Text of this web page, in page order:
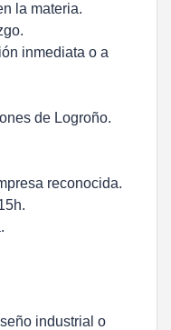
la materia.
inmediata o a
de Logroño.
reconocida.
industrial o